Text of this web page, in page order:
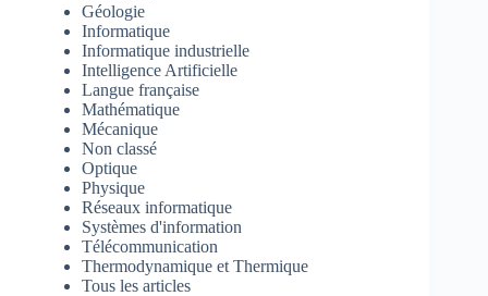
Géologie
Informatique
Informatique industrielle
Intelligence Artificielle
Langue française
Mathématique
Mécanique
Non classé
Optique
Physique
Réseaux informatique
Systèmes d'information
Télécommunication
Thermodynamique et Thermique
Tous les articles